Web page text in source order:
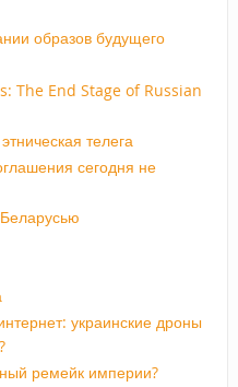
образов будущего
The End Stage of Russian
телега
сегодня не
украинские дроны
ремейк империи?